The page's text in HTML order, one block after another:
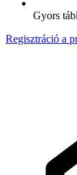
Gyors
Regisztráció a